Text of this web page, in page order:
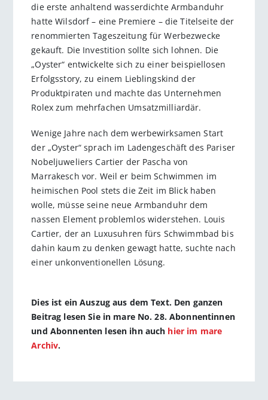
die erste anhaltend wasserdichte Armbanduhr
hatte Wilsdorf – eine Premiere – die Titelseite der
renommierten Tageszeitung für Werbezwecke
gekauft. Die Investition sollte sich lohnen. Die
„Oyster“ entwickelte sich zu einer beispiellosen
Erfolgsstory, zu einem Lieblingskind der
Produktpiraten und machte das Unternehmen
Rolex zum mehrfachen Umsatzmilliardär.
Wenige Jahre nach dem werbewirksamen Start
der „Oyster“ sprach im Ladengeschäft des Pariser
Nobeljuweliers Cartier der Pascha von
Marrakesch vor. Weil er beim Schwimmen im
heimischen Pool stets die Zeit im Blick haben
wolle, müsse seine neue Armbanduhr dem
nassen Element problemlos widerstehen. Louis
Cartier, der an Luxusuhren fürs Schwimmbad bis
dahin kaum zu denken gewagt hatte, suchte nach
einer unkonventionellen Lösung.
Dies ist ein Auszug aus dem Text. Den ganzen
Beitrag lesen Sie in mare No. 28. Abonnentinnen
und Abonnenten lesen ihn auch hier im mare
Archiv.